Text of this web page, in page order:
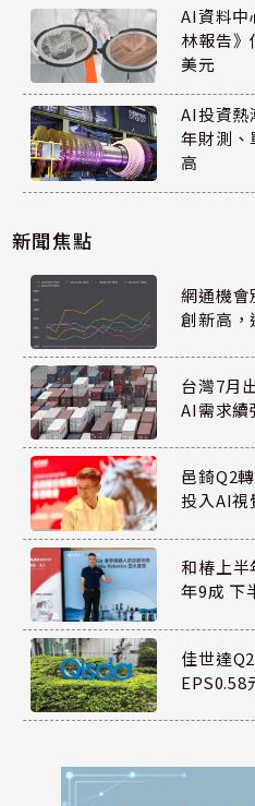
AI資料
林報告
美元
AI投資
年財測、
高
新聞焦點
網通機
創新高，
台灣7月
AI需求續
邑錡Q2
投入AI視
和椿上半
年9成 下
佳世達
EPS0.58